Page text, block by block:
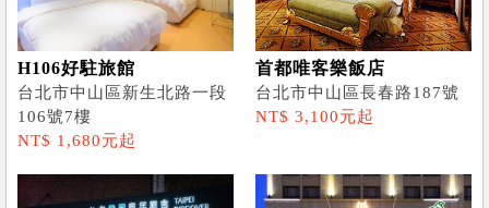
H106好駐旅館
台北市中山區新生北路一段
106號7樓
NT$ 1,680元起
首都唯客樂飯店
台北市中山區長春路187號
NT$ 3,100元起